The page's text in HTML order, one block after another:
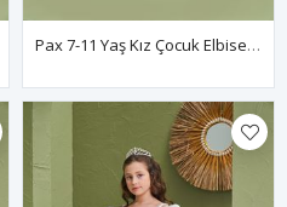
Pax 7-11 Yaş Kız Çocuk Elbise 30197 Siyah